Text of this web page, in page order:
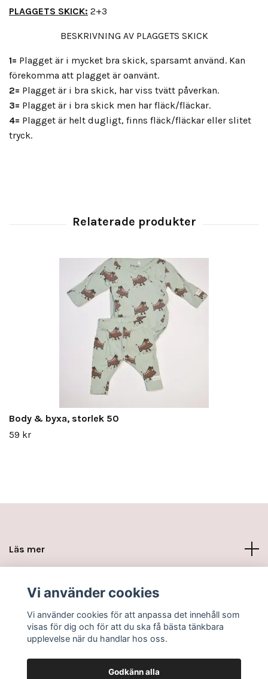
PLAGGETS SKICK: 2+3
BESKRIVNING AV PLAGGETS SKICK
1= Plagget är i mycket bra skick, sparsamt använd. Kan
förekomma att plagget är oanvänt.
2= Plagget är i bra skick, har viss tvätt påverkan.
3= Plagget är i bra skick men har fläck/fläckar.
4= Plagget är helt dugligt, finns fläck/fläckar eller slitet
tryck.
Body & byxa, storlek 50
59 kr
Läs mer
Vi använder cookies
Vi använder cookies för att anpassa det innehåll som
visas för dig och för att du ska få bästa tänkbara
upplevelse när du handlar hos oss.
Godkänn alla